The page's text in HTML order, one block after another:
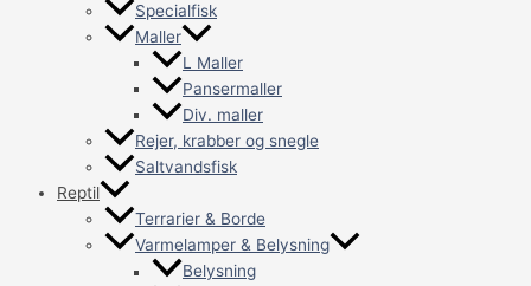
Specialfisk
Maller
L Maller
Pansermaller
Div. maller
Rejer, krabber og snegle
Saltvandsfisk
Reptil
Terrarier & Borde
Varmelamper & Belysning
Belysning